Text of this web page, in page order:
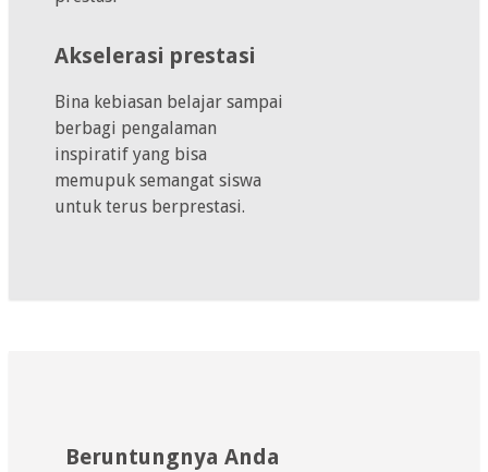
Akselerasi prestasi
Bina kebiasan belajar sampai
berbagi pengalaman
inspiratif yang bisa
memupuk semangat siswa
untuk terus berprestasi.
Beruntungnya Anda